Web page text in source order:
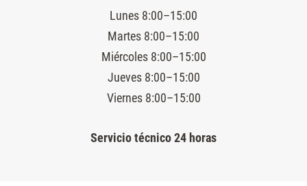
Lunes 8:00–15:00
Martes 8:00–15:00
Miércoles 8:00–15:00
Jueves 8:00–15:00
Viernes 8:00–15:00
Servicio técnico 24 horas